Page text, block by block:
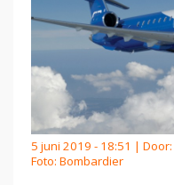
5 juni 2019 - 18:51 | Door:
Foto: Bombardier